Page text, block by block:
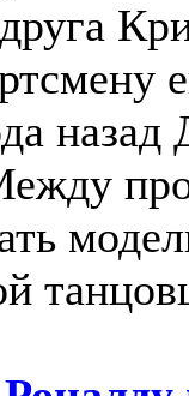
назад